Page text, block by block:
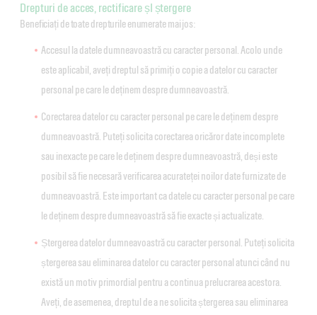
Drepturi de acces, rectificare șI ștergere
Beneficiați de toate drepturile enumerate mai jos:
Accesul la datele dumneavoastră cu caracter personal. Acolo unde
este aplicabil, aveți dreptul să primiți o copie a datelor cu caracter
personal pe care le deținem despre dumneavoastră.
Corectarea datelor cu caracter personal pe care le deținem despre
dumneavoastră. Puteți solicita corectarea oricăror date incomplete
sau inexacte pe care le deținem despre dumneavoastră, deși este
posibil să fie necesară verificarea acurateței noilor date furnizate de
dumneavoastră. Este important ca datele cu caracter personal pe care
le deținem despre dumneavoastră să fie exacte și actualizate.
Ștergerea datelor dumneavoastră cu caracter personal. Puteți solicita
ștergerea sau eliminarea datelor cu caracter personal atunci când nu
există un motiv primordial pentru a continua prelucrarea acestora.
Aveți, de asemenea, dreptul de a ne solicita ștergerea sau eliminarea